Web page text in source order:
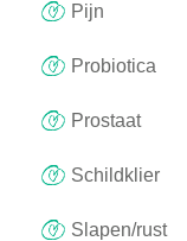
Pijn
Probiotica
Prostaat
Schildklier
Slapen/rust